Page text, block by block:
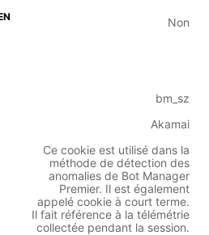
Non
bm_sz
Akamai
Ce cookie est utilisé dans la
méthode de détection des
anomalies de Bot Manager
Premier. Il est également
appelé cookie à court terme.
Il fait référence à la télémétrie
collectée pendant la session.